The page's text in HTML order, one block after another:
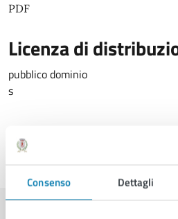
Consenso Dettagli
PDF
Licenza di
pubblico dominio
s